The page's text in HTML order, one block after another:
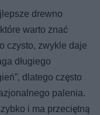
drewno
warto znać
czysto, zwykle daje
długiego
dlatego często
palenia.
i ma przeciętną